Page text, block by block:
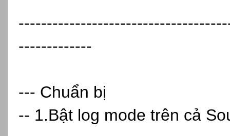
-------------
--- Chuẩn bị
-- 1.Bật log mode trên cả